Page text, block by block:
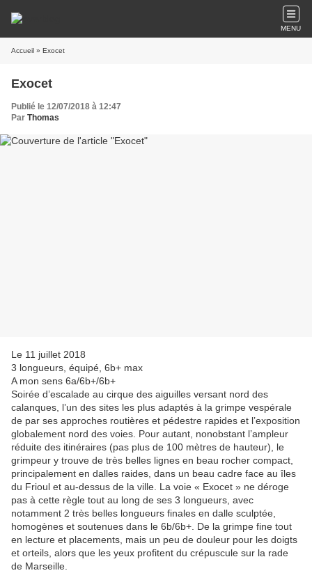
MENU
Accueil » Exocet
Exocet
Publié le 12/07/2018 à 12:47
Par Thomas
Le 11 juillet 2018
3 longueurs, équipé, 6b+ max
A mon sens 6a/6b+/6b+
Soirée d’escalade au cirque des aiguilles versant nord des
calanques, l’un des sites les plus adaptés à la grimpe vespérale
de par ses approches routières et pédestre rapides et l’exposition
globalement nord des voies. Pour autant, nonobstant l’ampleur
réduite des itinéraires (pas plus de 100 mètres de hauteur), le
grimpeur y trouve de très belles lignes en beau rocher compact,
principalement en dalles raides, dans un beau cadre face au îles
du Frioul et au-dessus de la ville. La voie « Exocet » ne déroge
pas à cette règle tout au long de ses 3 longueurs, avec
notamment 2 très belles longueurs finales en dalle sculptée,
homogènes et soutenues dans le 6b/6b+. De la grimpe fine tout
en lecture et placements, mais un peu de douleur pour les doigts
et orteils, alors que les yeux profitent du crépuscule sur la rade
de Marseille.